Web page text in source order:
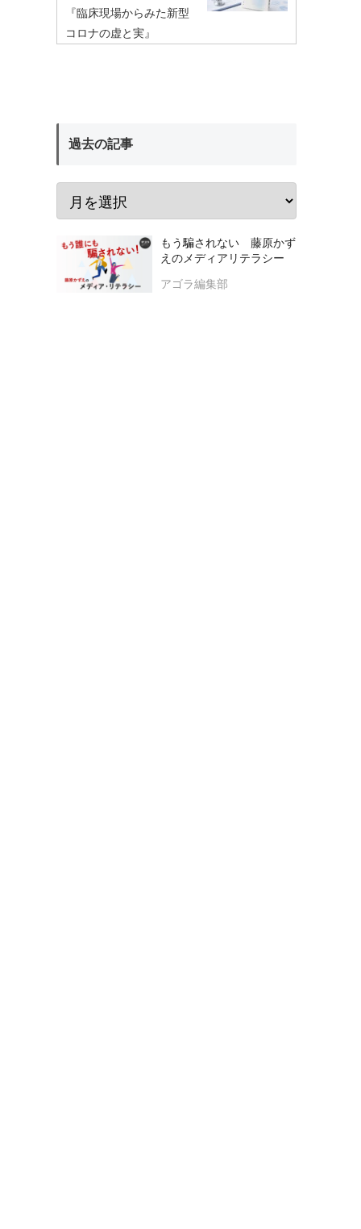
『臨床現場からみた新型
コロナの虚と実』
過去の記事
もう騙されない 藤原かず
えのメディアリテラシー
アゴラ編集部